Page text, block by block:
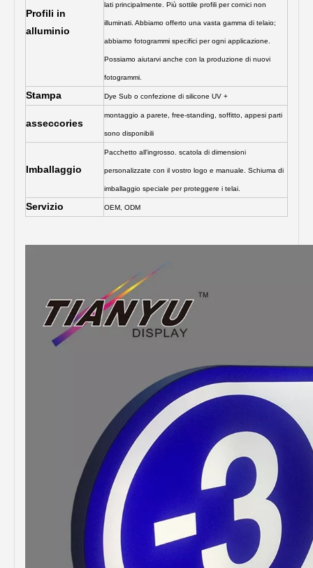
Profili in
alluminio
lati principalmente. Più sottile profili per cornici non
illuminati. Abbiamo offerto una vasta gamma di telaio;
abbiamo fotogrammi specifici per ogni applicazione.
Possiamo aiutarvi anche con la produzione di nuovi
fotogrammi.
Stampa Dye Sub o confezione di silicone UV +
asseccories
montaggio a parete, free-standing, soffitto, appesi parti
sono disponibili
Imballaggio
Pacchetto all'ingrosso. scatola di dimensioni
personalizzate con il vostro logo e manuale. Schiuma di
imballaggio speciale per proteggere i telai.
Servizio OEM, ODM